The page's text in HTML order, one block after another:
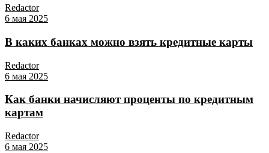
Redactor
6 мая 2025
В каких банках можно взять кредитные карты
Redactor
6 мая 2025
Как банки начисляют проценты по кредитным
картам
Redactor
6 мая 2025